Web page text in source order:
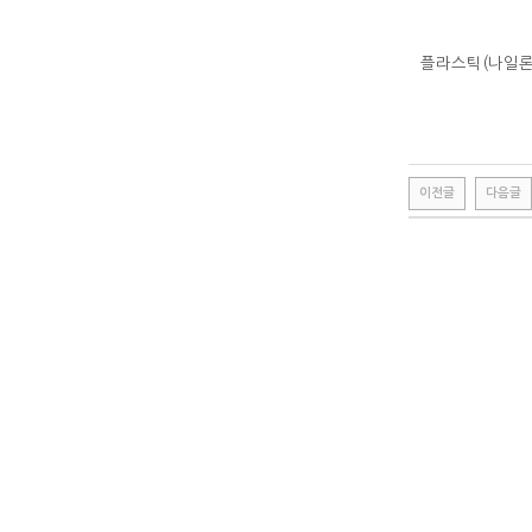
플라스틱(나일
이전글 다음글